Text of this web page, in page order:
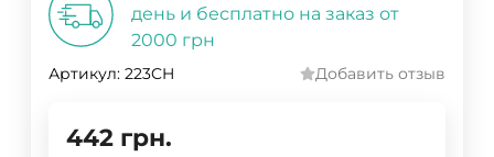
день и бесплатно на заказ от
2000 грн
Артикул: 223CH Добавить отзыв
442 грн.